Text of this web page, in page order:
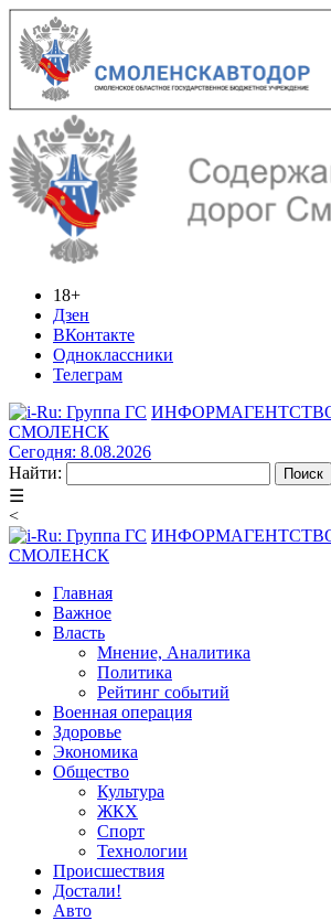
18+
Дзен
ВКонтакте
Одноклассники
Телеграм
СМОЛЕНСК
Сегодня: 8.08.2026
Найти:
☰
<
СМОЛЕНСК
Главная
Важное
Власть
Мнение, Аналитика
Политика
Рейтинг событий
Военная операция
Здоровье
Экономика
Общество
Культура
ЖКХ
Спорт
Технологии
Происшествия
Достали!
Авто